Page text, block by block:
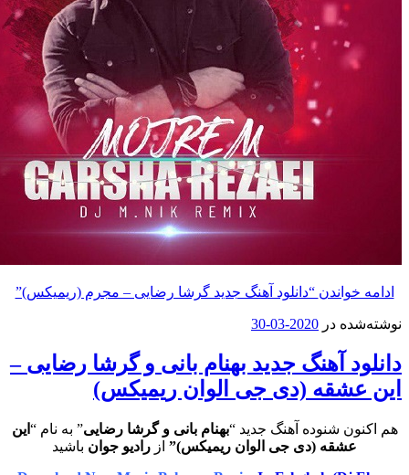
“دانلود آهنگ جدید گرشا رضایی – مجرم (ریمیکس)”
در 2020-03-30
آهنگ جدید بهنام بانی و گرشا رضایی –
(دی جی الوان ریمیکس)
شنوده آهنگ جدید “بهنام بانی و گرشا رضایی” به نام “این
(دی جی الوان ریمیکس)” ازرادیو جوان باشید